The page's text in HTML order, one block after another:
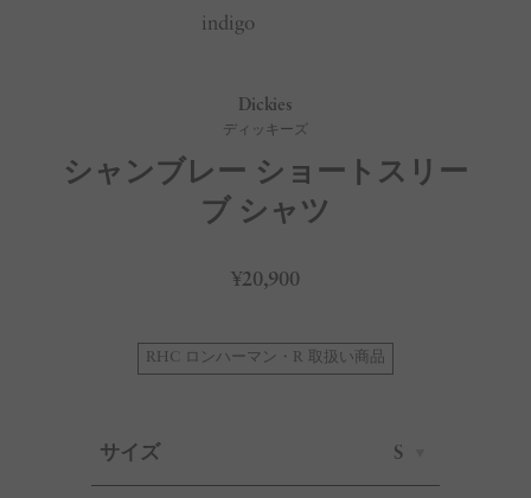
indigo
Dickies
ディッキーズ
シャンブレー ショートスリー
ブ シャツ
¥20,900
RHC ロンハーマン・R 取扱い商品
サイズ S